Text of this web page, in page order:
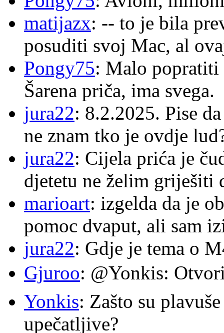
matijazx: -- to je bila
posuditi svoj Mac, al
Pongy75: Malo popratiti
Šarena priča, ima svega.
jura22: 8.2.2025. Pise
ne znam tko je ovdje
jura22: Cijela prića je
djetetu ne želim griješiti
marioart: izgelda da je
pomoc dvaput, ali sam
jura22: Gdje je tema o
Gjuroo: @Yonkis:
Yonkis: Zašto su
upečatljive?